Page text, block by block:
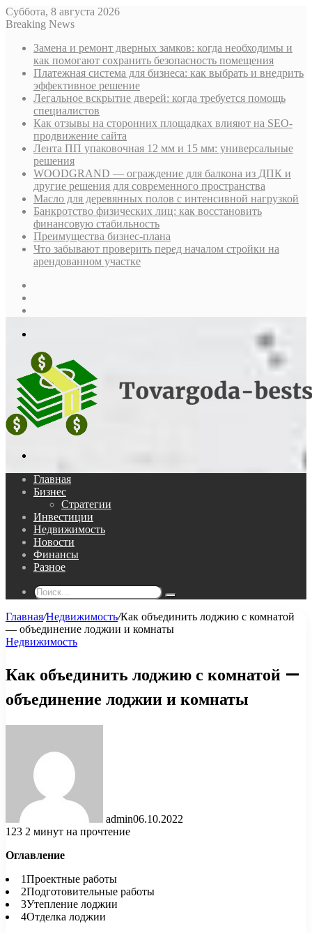
Суббота, 8 августа 2026
Breaking News
Замена и ремонт дверных замков: когда необходимы и
как помогают сохранить безопасность помещения
Платежная система для бизнеса: как выбрать и внедрить
эффективное решение
Легальное вскрытие дверей: когда требуется помощь
специалистов
Как отзывы на сторонних площадках влияют на SEO-
продвижение сайта
Лента ПП упаковочная 12 мм и 15 мм: универсальные
решения
WOODGRAND — ограждение для балкона из ДПК и
другие решения для современного пространства
Масло для деревянных полов с интенсивной нагрузкой
Банкротство физических лиц: как восстановить
финансовую стабильность
Преимущества бизнес-плана
Что забывают проверить перед началом стройки на
арендованном участке
Главная
Бизнес
Стратегии
Инвестиции
Недвижимость
Новости
Финансы
Разное
Поиск...
Главная/Недвижимость/Как объединить лоджию с комнатой
— объединение лоджии и комнаты
Недвижимость
Как объединить лоджию с комнатой —
объединение лоджии и комнаты
admin06.10.2022
123 2 минут на прочтение
Оглавление
1Проектные работы
2Подготовительные работы
3Утепление лоджии
4Отделка лоджии